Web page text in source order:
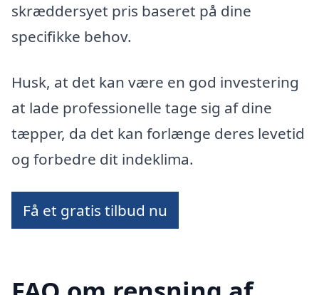
skræddersyet pris baseret på dine
specifikke behov.
Husk, at det kan være en god investering
at lade professionelle tage sig af dine
tæpper, da det kan forlænge deres levetid
og forbedre dit indeklima.
Få et gratis tilbud nu